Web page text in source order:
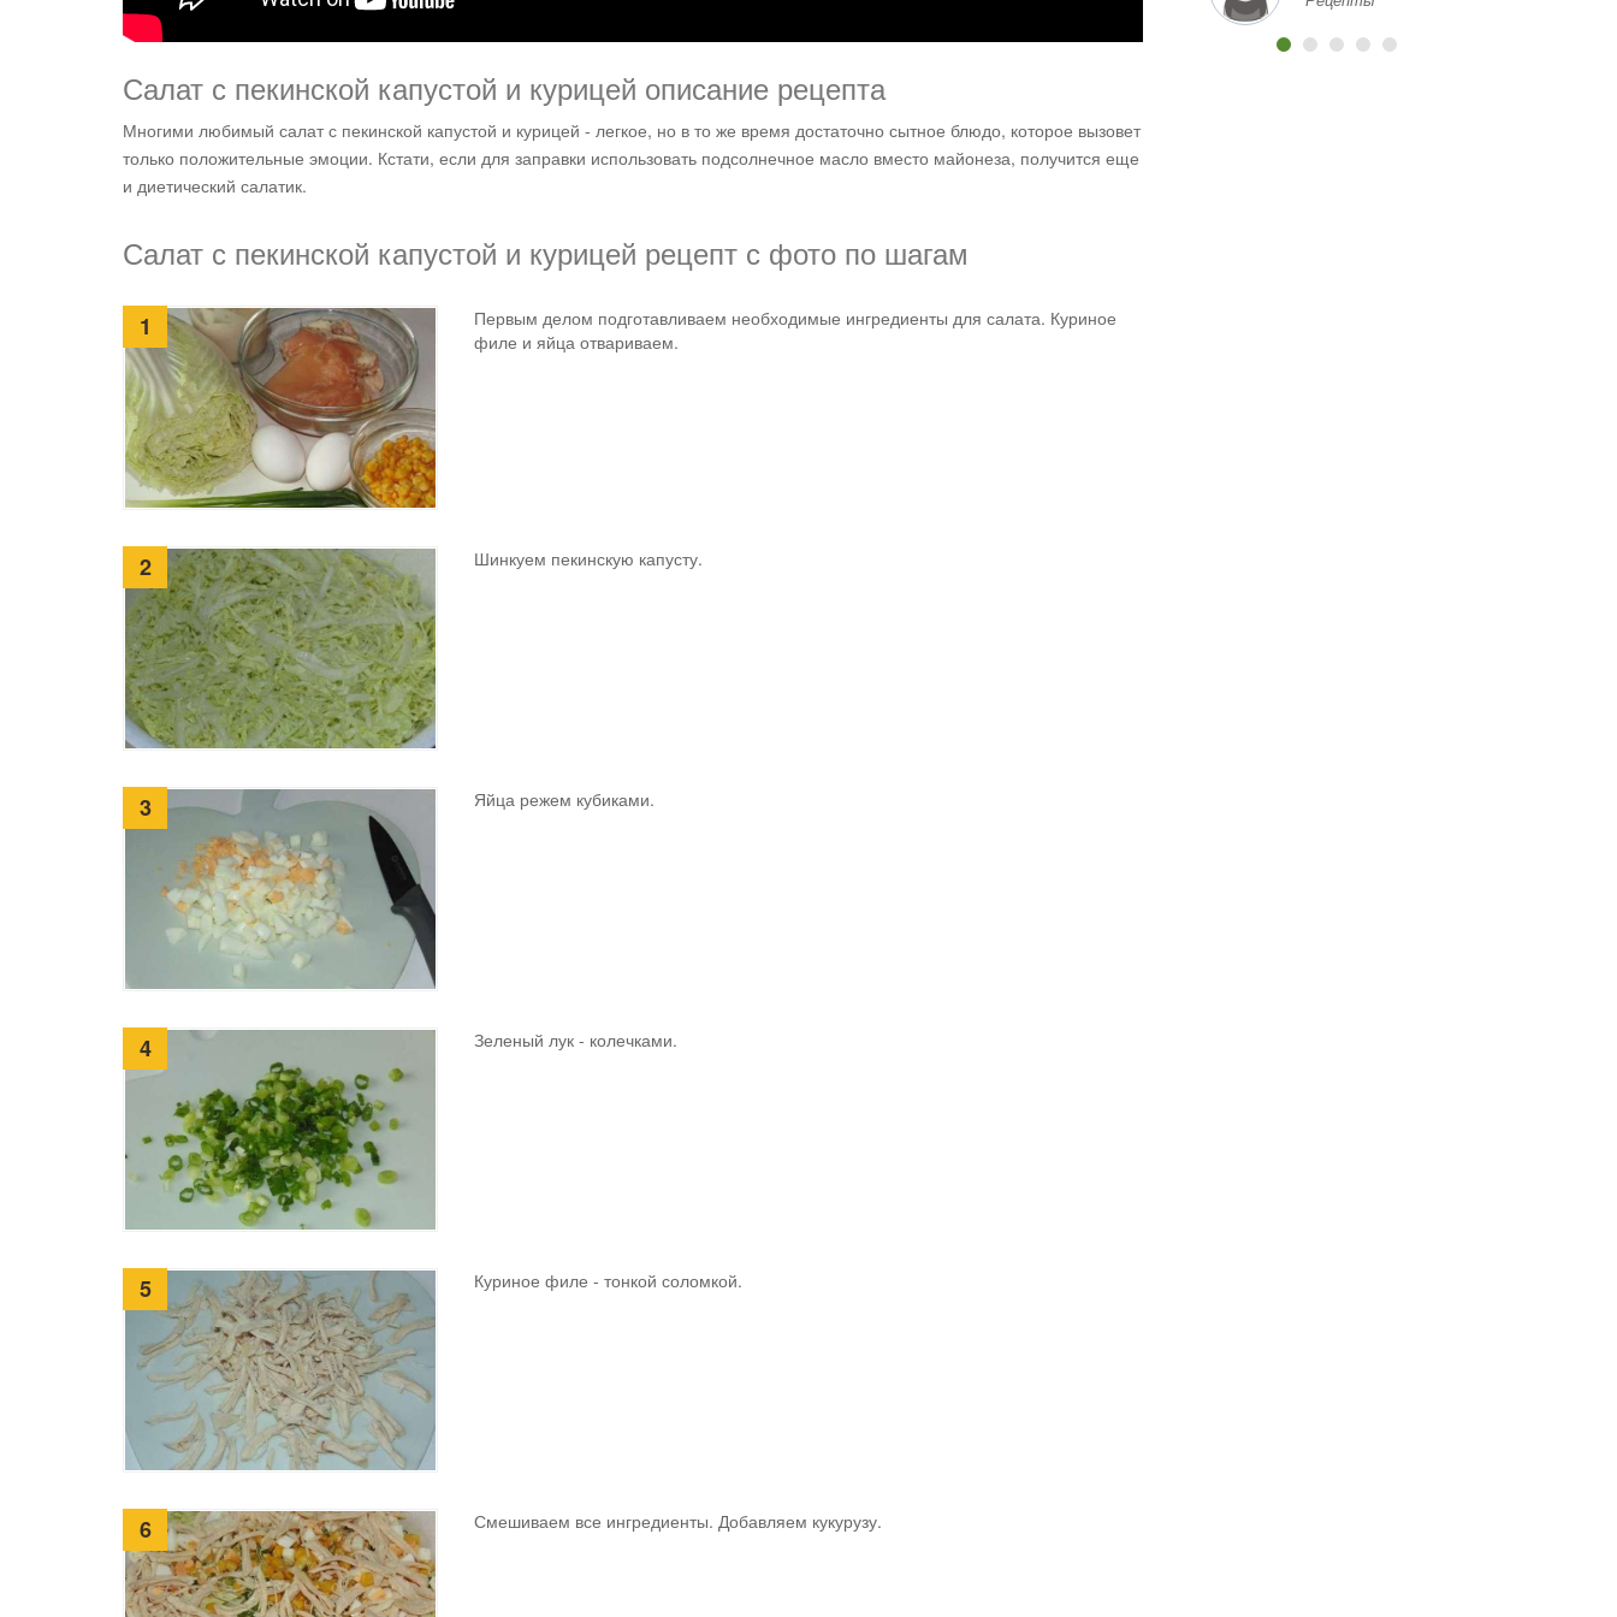
Салат с пекинской капустой и курицей описание рецепта
Многими любимый салат с пекинской капустой и курицей - легкое, но в то же время достаточно сытное блюдо, которое вызовет
только положительные эмоции. Кстати, если для заправки использовать подсолнечное масло вместо майонеза, получится еще
и диетический салатик.
Салат с пекинской капустой и курицей рецепт с фото по шагам
1
Первым делом подготавливаем необходимые ингредиенты для салата. Куриное
филе и яйца отвариваем.
2 Шинкуем пекинскую капусту.
3 Яйца режем кубиками.
4 Зеленый лук - колечками.
5 Куриное филе - тонкой соломкой.
6 Смешиваем все ингредиенты. Добавляем кукурузу.
надежным качеством?
Какие магазины или